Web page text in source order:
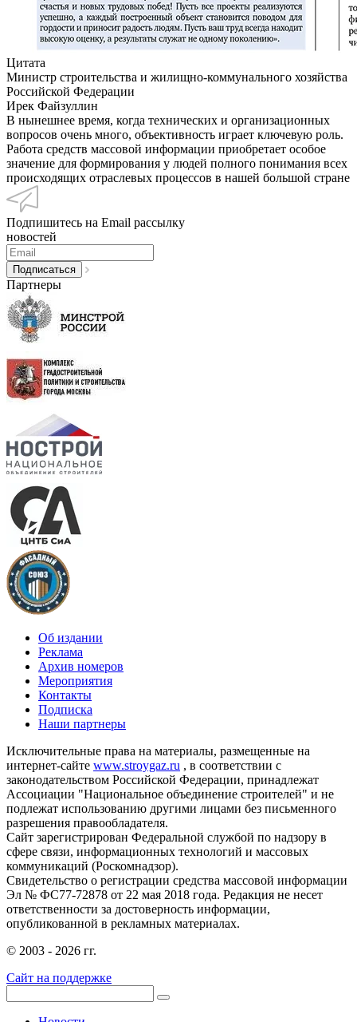
Цитата
Министр строительства и жилищно-коммунального хозяйства
Российской Федерации
Ирек Файзуллин
В нынешнее время, когда технических и организационных
вопросов очень много, объективность играет ключевую роль.
Работа средств массовой информации приобретает особое
значение для формирования у людей полного понимания всех
происходящих отраслевых процессов в нашей большой стране
Подпишитесь на Email рассылку
новостей
Партнеры
Об издании
Реклама
Архив номеров
Мероприятия
Контакты
Подписка
Наши партнеры
Исключительные права на материалы, размещенные на
интернет-сайте www.stroygaz.ru , в соответствии с
законодательством Российской Федерации, принадлежат
Ассоциации "Национальное объединение строителей" и не
подлежат использованию другими лицами без письменного
разрешения правообладателя.
Сайт зарегистрирован Федеральной службой по надзору в
сфере связи, информационных технологий и массовых
коммуникаций (Роскомнадзор).
Свидетельство о регистрации средства массовой информации
Эл № ФС77-72878 от 22 мая 2018 года. Редакция не несет
ответственности за достоверность информации,
опубликованной в рекламных материалах.
© 2003 - 2026 гг.
Сайт на поддержке